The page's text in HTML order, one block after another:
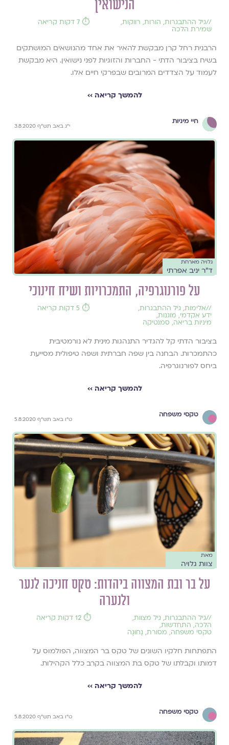
הנישואין
//גיל ההתבגרות, הורות, רווקות,
שמירת הלכה
⏱️ 7 דקות קריאה
הרבנית רחל קרן מבקשת להאיר את אחד מהנושאים המושתקים
בשיח בציבור הדתי - החברות והזוגיות לפני נישואין. היא מבקשת
לעמוד על הצדדים המרובים שבפרקי חיים אלו.
להמשך קריאה ››
חיי מיניות
י"ג באב תש"ף 3.8.2020
גלויה מארחת
ד"ר יניב אפרתי
על פורנוגרפיה, התמכרויות ושיח חינוכי
//אלימות, גיל ההתבגרות,
ידע אקדמי, מוגנות,
מיניות בריאה, סמנטיקה
⏱️ 5 דקות קריאה
בציבור הדתי קל להגדיר התנהגות מינית לא נורמטיבית
כהתמכרות. הבחנה בין שפה חברתית ושפה טיפולית מסייעת
ביחס לפורנוגרפיה.
להמשך קריאה ››
טקסי משפחה
ט"ו באב תש"ף 5.8.2020
מאת
צוות גלויה
על בר ובת המצווה ביהדות: טקס חניכה לנער
ולנערה
//גיל ההתבגרות, גיל מצוות,
הלכה, התחדשות,
טקסי משפחה, מסורת, נָחוּגָה
⏱️ 12 דקות קריאה
התפתחות חלקיו השונים של טקס בר המצווה, הפולמוס על
דמותו וקבלתו של טקס בת המצווה בקרב כלל הקהילות.
להמשך קריאה ››
טקסי משפחה
ט"ו באב תש"ף 5.8.2020